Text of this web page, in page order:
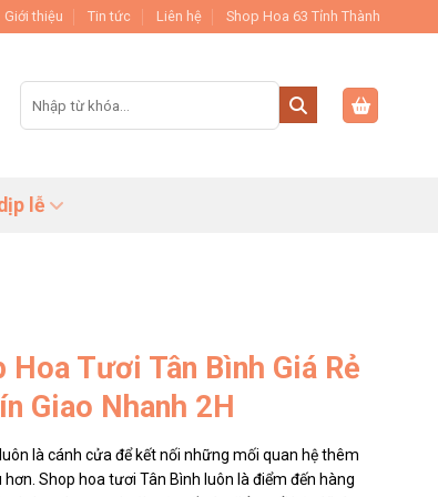
Giới thiệu Tin tức Liên hệ Shop Hoa 63 Tỉnh Thành
Tìm
kiếm:
lễ
Hoa Tươi Tân Bình Giá Rẻ
Giao Nhanh 2H
là cánh cửa để kết nối những mối quan hệ thêm
hơn. Shop hoa tươi Tân Bình luôn là điểm đến hàng